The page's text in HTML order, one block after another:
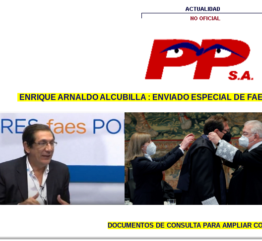
ENRIQUE ARNALDO ALCUBILLA : ENVIADO ESPECIAL DE
DOCUMENTOS DE CONSULTA PARA AMPLIAR